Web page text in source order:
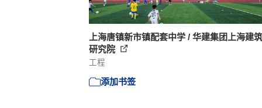
上海唐镇新市镇配套中学 / 华建集团上海建
研究院
工程
添加书签